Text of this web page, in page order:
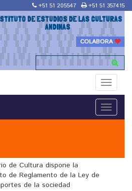
+51 51 205547 +51 51 357415
DE ESTUDIOS DE LAS CULTURAS
ANDINAS
COLABORA
Toggle
Toggle
de Cultura dispone la
de Reglamento de la Ley de
de la sociedad